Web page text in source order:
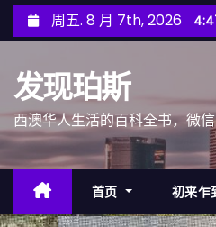
至
周五. 8 月 7th, 2026
发现珀斯
西澳华人生活的百科全书，微
首页 初来乍